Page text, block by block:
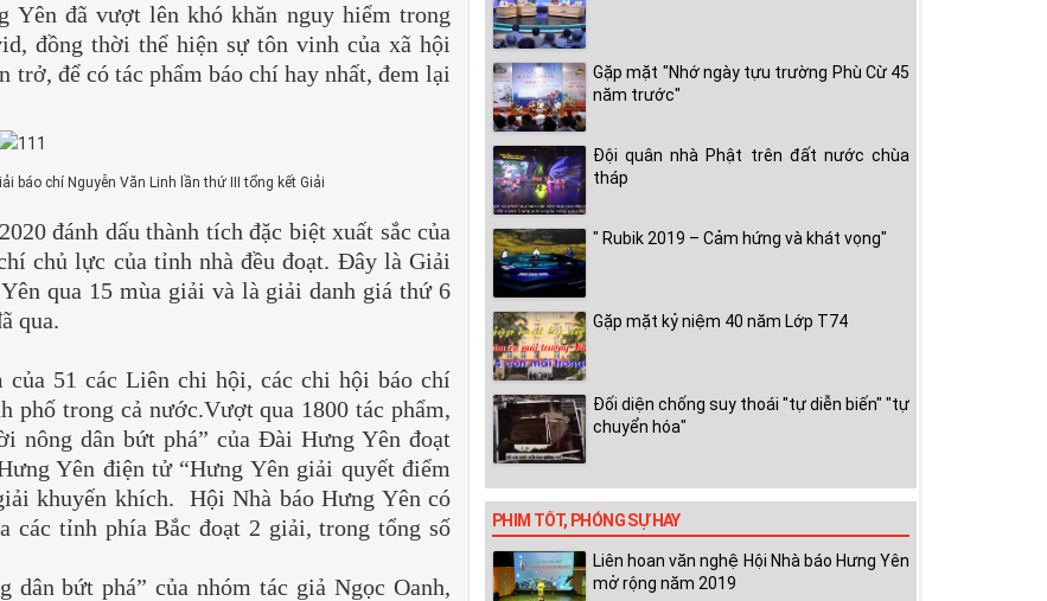
Yên đã vượt lên khó khăn nguy hiểm trong
đồng thời thể hiện sự tôn vinh của xã hội
trở, để có tác phẩm báo chí hay nhất, đem lại
báo chí Nguyễn Văn Linh lần thứ III tổng kết Giải
đánh dấu thành tích đặc biệt xuất sắc của
chủ lực của tỉnh nhà đều đoạt. Đây là Giải
qua 15 mùa giải và là giải danh giá thứ 6
qua.
của 51 các Liên chi hội, các chi hội báo chí
phố trong cả nước.Vượt qua 1800 tác phẩm,
nông dân bứt phá” của Đài Hưng Yên đoạt
Yên điện tử “Hưng Yên giải quyết điểm
khuyến khích. Hội Nhà báo Hưng Yên có
các tỉnh phía Bắc đoạt 2 giải, trong tổng số
dân bứt phá” của nhóm tác giả Ngọc Oanh,
Gặp mặt "Nhớ ngày tựu trường Phù Cừ 45
năm trước"
Đội quân nhà Phật trên đất nước chùa
tháp
" Rubik 2019 – Cảm hứng và khát vọng"
Gặp mặt kỷ niệm 40 năm Lớp T74
Đối diện chống suy thoái "tự diễn biến" "tự
chuyển hóa"
PHIM TỐT, PHÓNG SỰ HAY
Liên hoan văn nghệ Hội Nhà báo Hưng Yên
mở rộng năm 2019